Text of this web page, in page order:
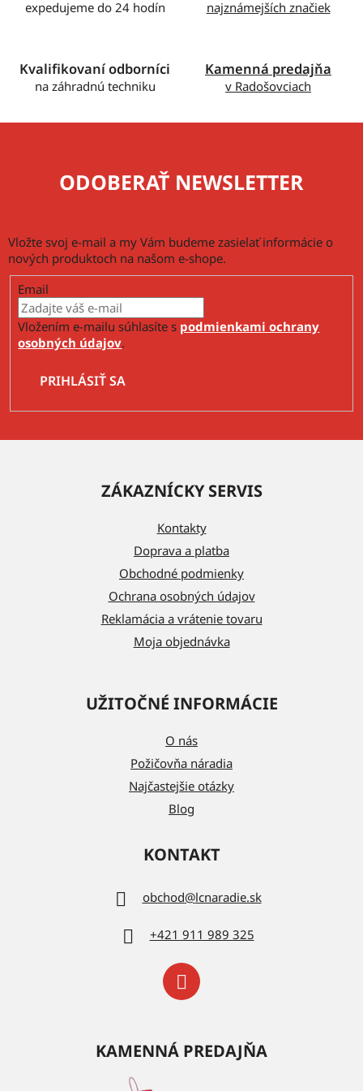
i
expedujeme do 24 hodín najznámejších značiek
Kvalifikovaní odborníci
na záhradnú techniku
Kamenná predajňa
v Radošovciach
ODOBERAŤ NEWSLETTER
Vložte svoj e-mail a my Vám budeme zasielať informácie o
nových produktoch na našom e-shope.
Email
Vložením e-mailu súhlasíte s podmienkami ochrany
osobných údajov.
PRIHLÁSIŤ SA
ZÁKAZNÍCKY SERVIS
Kontakty
Doprava a platba
Obchodné podmienky
Ochrana osobných údajov
Reklamácia a vrátenie tovaru
Moja objednávka
UŽITOČNÉ INFORMÁCIE
O nás
Požičovňa náradia
Najčastejšie otázky
Blog
KONTAKT
obchod@lcnaradie.sk
+421 911 989 325
KAMENNÁ PREDAJŇA